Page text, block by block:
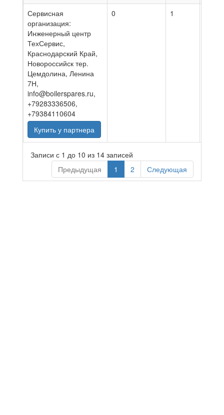
Сервисная
организация:
Инженерный центр
ТехСервис,
Краснодарский Край,
Новороссийск тер.
Цемдолина, Ленина
7Н,
info@boilerspares.ru,
+79283336506,
+79384110604
Купить у партнера
0 1
Записи с 1 до 10 из 14 записей
Предыдущая
1 2 Следующая